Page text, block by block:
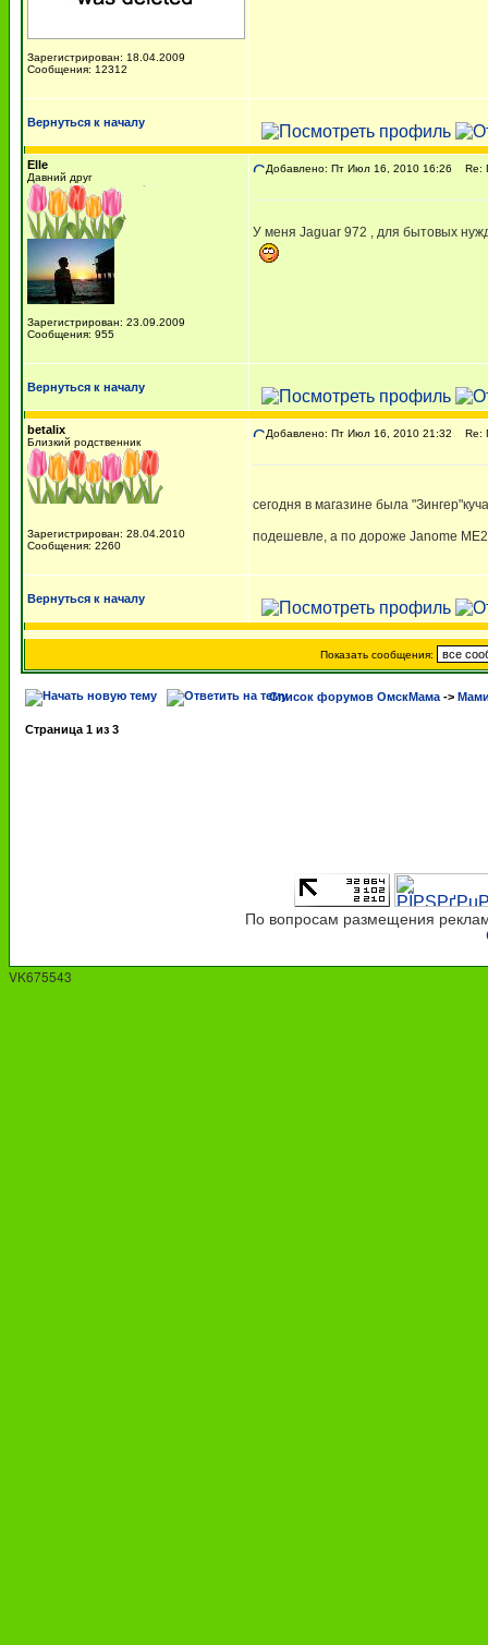
Зарегистрирован: 18.04.2009
Сообщения: 12312
Вернуться к началу
Elle
Давний друг
Зарегистрирован: 23.09.2009
Сообщения: 955
Добавлено: Пт Июл 16, 2010 16:26 Re:
У меня Jaguar 972 , для бытовых
Вернуться к началу
betalix
Близкий родственник
Зарегистрирован: 28.04.2010
Сообщения: 2260
Добавлено: Пт Июл 16, 2010 21:32 Re:
сегодня в магазине была
подешевле, а по дороже Janome
Вернуться к началу
Показать сообщения:
Список форумов ОмскМама ->
Страница 1 из 3
По вопросам размещения
VK675543